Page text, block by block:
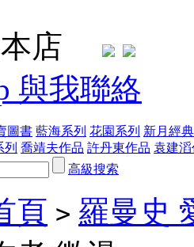
本店
與我聯絡
圖書 藍海系列 花園系列 新月經
喬靖夫作品 許丹東作品 袁建
高級搜索
頁 > 羅曼史